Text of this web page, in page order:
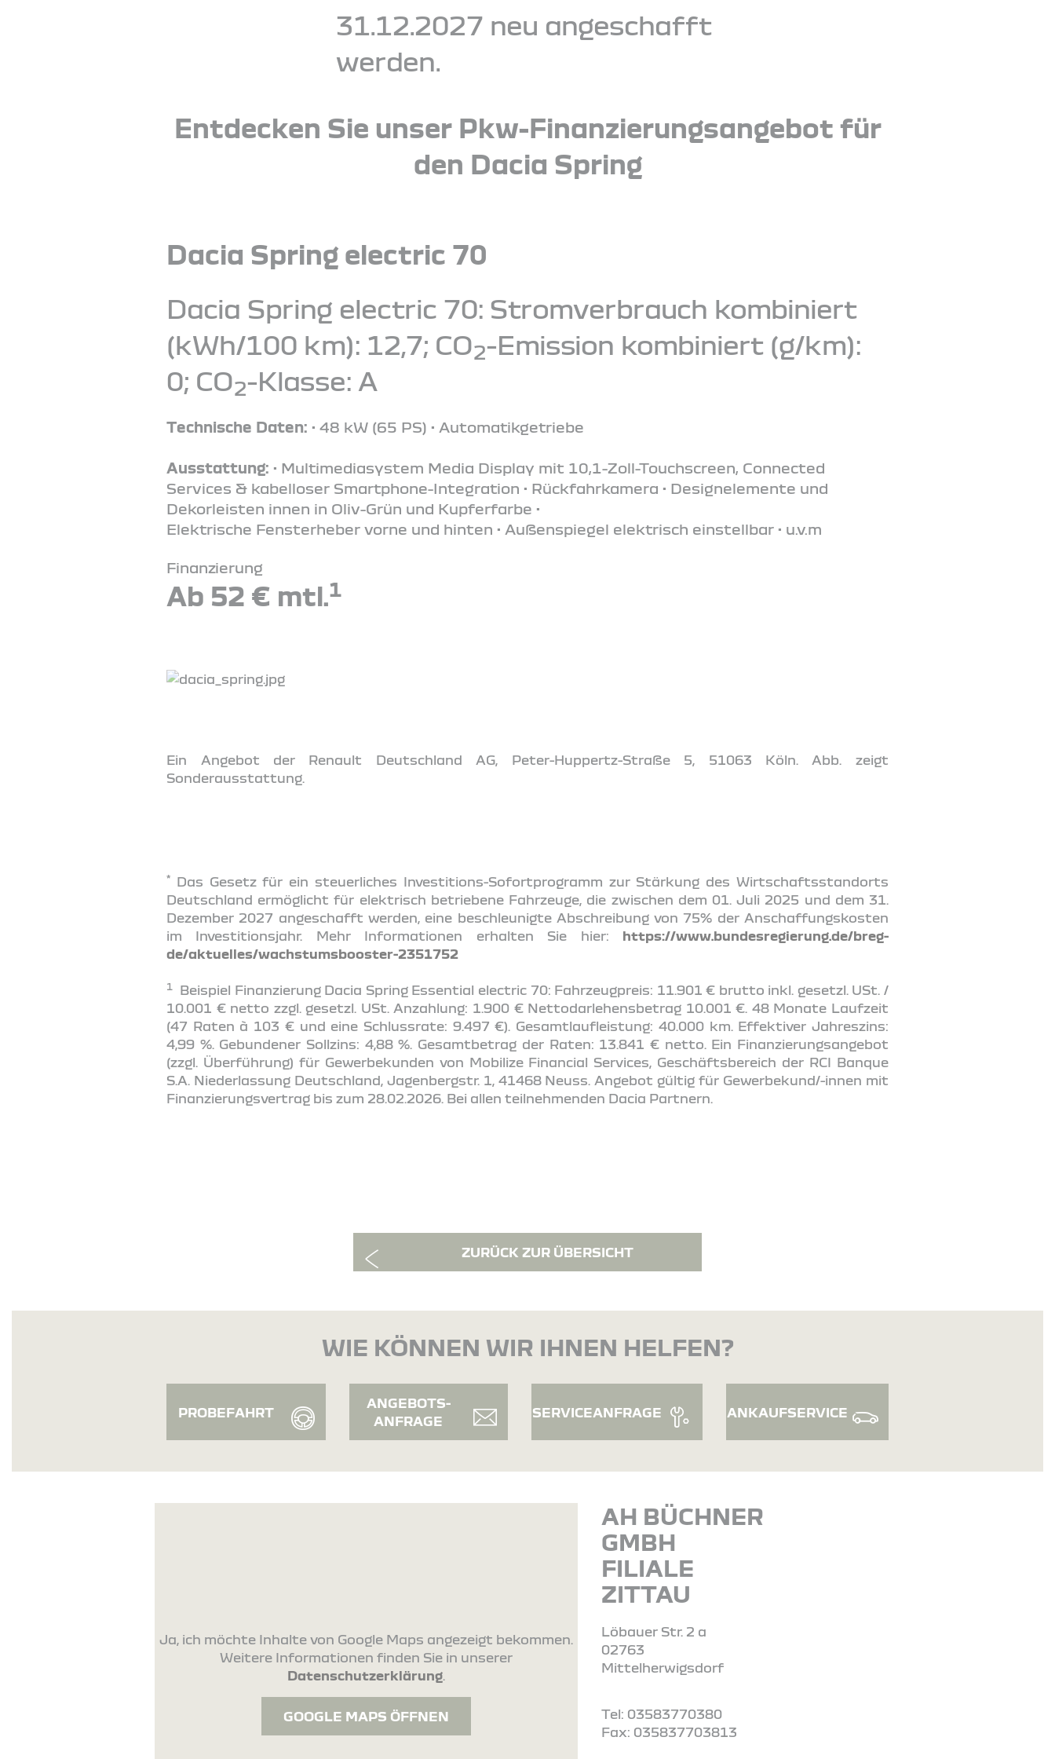
31.12.2027 neu angeschafft
werden.
Entdecken Sie unser Pkw-Finanzierungsangebot für
den Dacia Spring
Dacia Spring electric 70
Dacia Spring electric 70: Stromverbrauch kombiniert
(kWh/100 km): 12,7; CO2-Emission kombiniert (g/km):
0; CO2-Klasse: A
Technische Daten: • 48 kW (65 PS) • Automatikgetriebe
Ausstattung: • Multimediasystem Media Display mit 10,1-Zoll-Touchscreen, Connected
Services & kabelloser Smartphone-Integration • Rückfahrkamera • Designelemente und
Dekorleisten innen in Oliv-Grün und Kupferfarbe •
Elektrische Fensterheber vorne und hinten • Außenspiegel elektrisch einstellbar • u.v.m
Finanzierung
Ab 52 € mtl.1
Ein Angebot der Renault Deutschland AG, Peter-Huppertz-Straße 5, 51063 Köln. Abb. zeigt
Sonderausstattung.
*
Das Gesetz für ein steuerliches Investitions-Sofortprogramm zur Stärkung des Wirtschaftsstandorts
Deutschland ermöglicht für elektrisch betriebene Fahrzeuge, die zwischen dem 01. Juli 2025 und dem 31.
Dezember 2027 angeschafft werden, eine beschleunigte Abschreibung von 75% der Anschaffungskosten
im Investitionsjahr. Mehr Informationen erhalten Sie hier: https://www.bundesregierung.de/breg-
de/aktuelles/wachstumsbooster-2351752
1
Beispiel Finanzierung Dacia Spring Essential electric 70: Fahrzeugpreis: 11.901 € brutto inkl. gesetzl. USt. /
10.001 € netto zzgl. gesetzl. USt. Anzahlung: 1.900 € Nettodarlehensbetrag 10.001 €. 48 Monate Laufzeit
(47 Raten à 103 € und eine Schlussrate: 9.497 €). Gesamtlaufleistung: 40.000 km. Effektiver Jahreszins:
4,99 %. Gebundener Sollzins: 4,88 %. Gesamtbetrag der Raten: 13.841 € netto. Ein Finanzierungsangebot
(zzgl. Überführung) für Gewerbekunden von Mobilize Financial Services, Geschäftsbereich der RCI Banque
S.A. Niederlassung Deutschland, Jagenbergstr. 1, 41468 Neuss. Angebot gültig für Gewerbekund/-innen mit
Finanzierungsvertrag bis zum 28.02.2026. Bei allen teilnehmenden Dacia Partnern.
ZURÜCK ZUR ÜBERSICHT
WIE KÖNNEN WIR IHNEN HELFEN?
PROBEFAHRT
ANGEBOTS-
ANFRAGE
SERVICEANFRAGE ANKAUFSERVICE
Ja, ich möchte Inhalte von Google Maps angezeigt bekommen.
Weitere Informationen finden Sie in unserer
Datenschutzerklärung.
GOOGLE MAPS ÖFFNEN
AH BÜCHNER
GMBH
FILIALE
ZITTAU
Löbauer Str. 2 a
02763
Mittelherwigsdorf
Tel: 03583770380
Fax: 035837703813